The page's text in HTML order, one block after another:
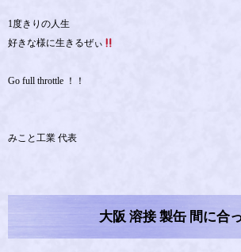
1度きりの人生
好きな様に生きるぜぃ
Go full throttle ！！
みこと工業 代表
大阪 溶接 製缶 間に合